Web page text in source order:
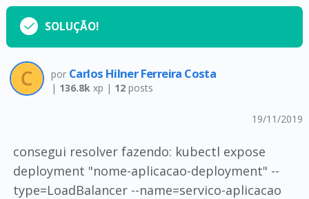
SOLUÇÃO!
por Carlos Hilner Ferreira Costa
| 136.8kxp | 12posts
19/11/2019
consegui resolver fazendo: kubectl expose
deployment "nome-aplicacao-deployment" --
type=LoadBalancer --name=servico-aplicacao